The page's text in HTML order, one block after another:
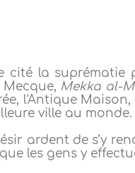
cité la
Mekka al-
l'Antique
ville au monde.
ardent de s’y
les gens y